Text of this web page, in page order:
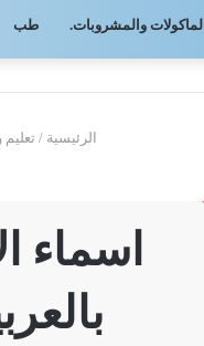
الماكولات والمشروبات. طب
الرئيسية / تعليم
اسماء